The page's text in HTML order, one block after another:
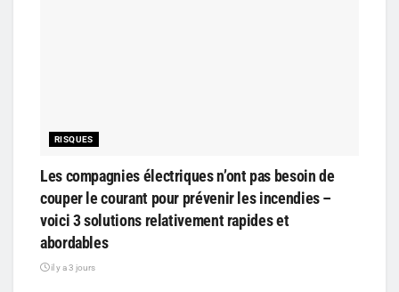
RISQUES
Les compagnies électriques n’ont pas besoin de
couper le courant pour prévenir les incendies –
voici 3 solutions relativement rapides et
abordables
il y a 3 jours